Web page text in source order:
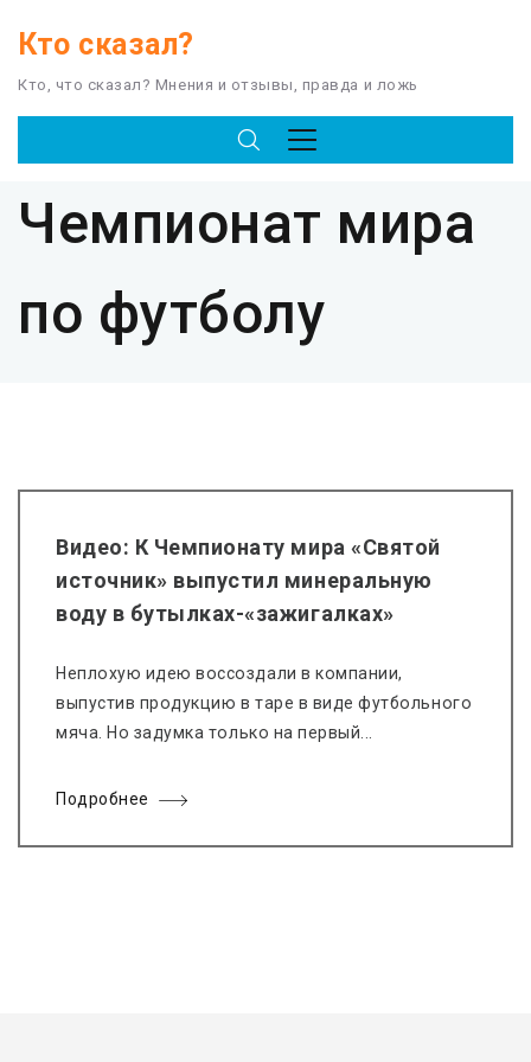
Кто сказал?
Кто, что сказал? Мнения и отзывы, правда и ложь
Чемпионат мира
по футболу
Видео: К Чемпионату мира «Святой
источник» выпустил минеральную
воду в бутылках-«зажигалках»
Неплохую идею воссоздали в компании,
выпустив продукцию в таре в виде футбольного
мяча. Но задумка только на первый...
Подробнее